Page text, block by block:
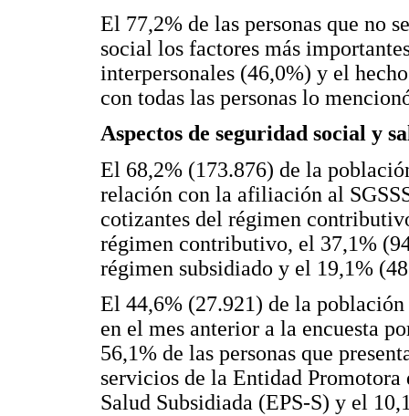
El 77,2% de las personas que no
social los factores más
interpersonales (46,0%) y el
con todas las personas lo
Aspectos de seguridad social y
El 68,2% (173.876) de la
relación con la afiliación al
cotizantes del régimen
régimen contributivo, el 37,1%
régimen subsidiado y el 19,1%
El 44,6% (27.921) de la
en el mes anterior a la encuesta
56,1% de las personas que
servicios de la Entidad
Salud Subsidiada (EPS-S) y el